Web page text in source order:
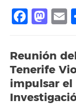
Reunión
Tenerife
impulsar el